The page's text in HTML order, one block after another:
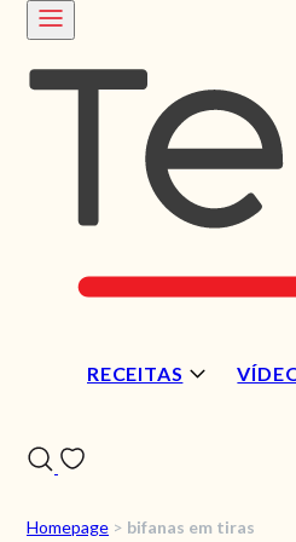
RECEITAS
Homepage > bifanas em tiras